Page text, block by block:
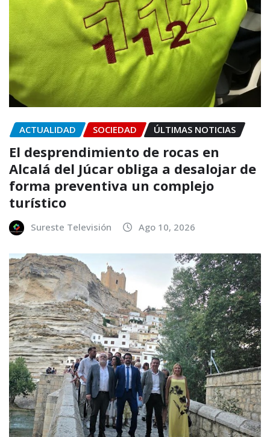
ACTUALIDAD SOCIEDAD ÚLTIMAS NOTICIAS
El desprendimiento de rocas en
Alcalá del Júcar obliga a desalojar de
forma preventiva un complejo
turístico
Sureste Televisión Ago 10, 2026